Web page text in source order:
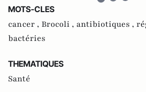
MOTS-CLES
cancer , Brocoli , antibiotiques ,
bactéries
THEMATIQUES
Santé